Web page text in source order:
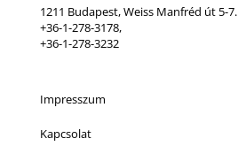
1211 Budapest, Weiss Manfréd út 5-7.
+36-1-278-3178,
+36-1-278-3232
Impresszum
Kapcsolat